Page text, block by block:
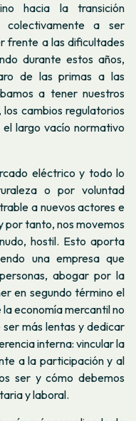
hacia la transición
a ser
frente a las dificultades
durante estos años,
de las primas a las
a tener nuestros
cambios regulatorios
largo vacío normativo
eléctrico y todo lo
o por voluntad
a nuevos actores e
por tanto, nos movemos
hostil. Esto aporta
una empresa que
abogar por la
en segundo término el
economía mercantil no
más lentas y dedicar
interna: vincular la
a la participación y al
ser y cómo debemos
y laboral.